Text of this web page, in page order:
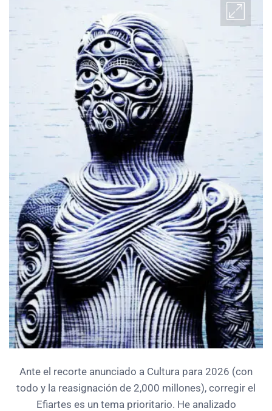
Ante el recorte anunciado a Cultura para 2026 (con
todo y la reasignación de 2,000 millones), corregir el
Efiartes es un tema prioritario. He analizado